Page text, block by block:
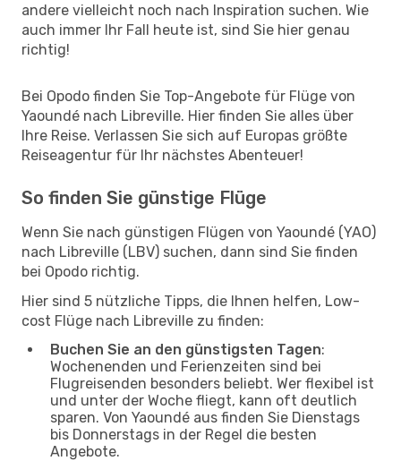
andere vielleicht noch nach Inspiration suchen. Wie
auch immer Ihr Fall heute ist, sind Sie hier genau
richtig!
Bei Opodo finden Sie Top-Angebote für Flüge von
Yaoundé nach Libreville. Hier finden Sie alles über
Ihre Reise. Verlassen Sie sich auf Europas größte
Reiseagentur für Ihr nächstes Abenteuer!
So finden Sie günstige Flüge
Wenn Sie nach günstigen Flügen von Yaoundé (YAO)
nach Libreville (LBV) suchen, dann sind Sie finden
bei Opodo richtig.
Hier sind 5 nützliche Tipps, die Ihnen helfen, Low-
cost Flüge nach Libreville zu finden:
Buchen Sie an den günstigsten Tagen:
Wochenenden und Ferienzeiten sind bei
Flugreisenden besonders beliebt. Wer flexibel ist
und unter der Woche fliegt, kann oft deutlich
sparen. Von Yaoundé aus finden Sie Dienstags
bis Donnerstags in der Regel die besten
Angebote.